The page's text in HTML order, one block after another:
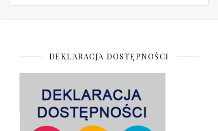
DEKLARACJA DOSTĘPNOŚCI